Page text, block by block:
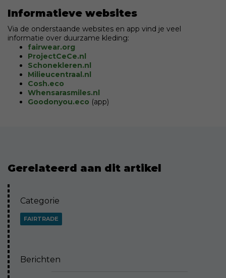
Informatieve websites
Via de onderstaande websites en app vind je veel
informatie over duurzame kleding:
fairwear.org
ProjectCeCe.nl
Schonekleren.nl
Milieucentraal.nl
Cosh.eco
Whensarasmiles.nl
Goodonyou.eco (app)
Gerelateerd aan dit artikel
Categorie
FAIRTRADE
Berichten